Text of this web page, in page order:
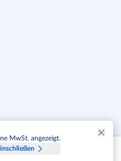
MwSt. angezeigt.